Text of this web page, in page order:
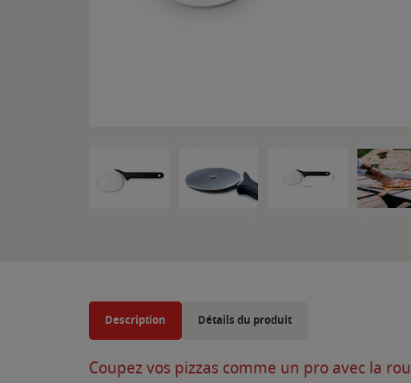
Description Détails du produit
Coupez vos pizzas comme un pro avec la